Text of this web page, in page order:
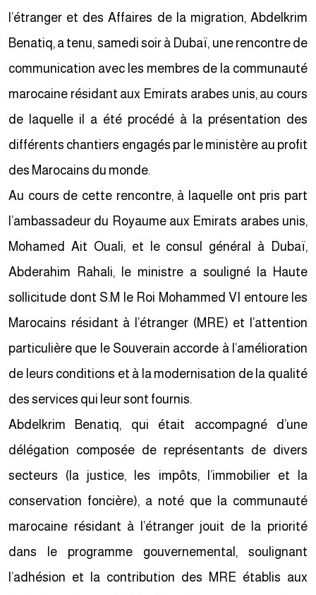
l’étranger et des Affaires de la migration, Abdelkrim
Benatiq, a tenu, samedi soir à Dubaï, une rencontre de
communication avec les membres de la communauté
marocaine résidant aux Emirats arabes unis, au cours
de laquelle il a été procédé à la présentation des
différents chantiers engagés par le ministère au profit
des Marocains du monde.
Au cours de cette rencontre, à laquelle ont pris part
l’ambassadeur du Royaume aux Emirats arabes unis,
Mohamed Ait Ouali, et le consul général à Dubaï,
Abderahim Rahali, le ministre a souligné la Haute
sollicitude dont S.M le Roi Mohammed VI entoure les
Marocains résidant à l’étranger (MRE) et l’attention
particulière que le Souverain accorde à l’amélioration
de leurs conditions et à la modernisation de la qualité
des services qui leur sont fournis.
Abdelkrim Benatiq, qui était accompagné d’une
délégation composée de représentants de divers
secteurs (la justice, les impôts, l’immobilier et la
conservation foncière), a noté que la communauté
marocaine résidant à l’étranger jouit de la priorité
dans le programme gouvernemental, soulignant
l’adhésion et la contribution des MRE établis aux